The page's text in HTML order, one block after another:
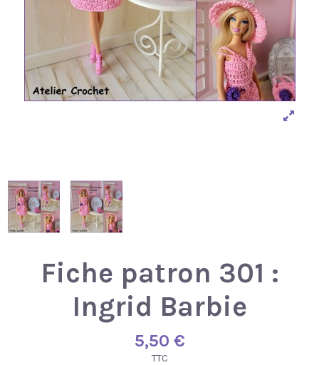
Fiche patron 301 :
Ingrid Barbie
5,50 €
TTC